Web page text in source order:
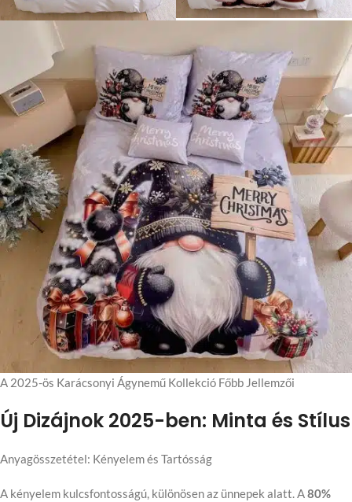
A 2025-ös Karácsonyi Ágynemű Kollekció Főbb Jellemzői
Új Dizájnok 2025-ben: Minta és Stílus
Anyagösszetétel: Kényelem és Tartósság
A kényelem kulcsfontosságú, különösen az ünnepek alatt. A80%